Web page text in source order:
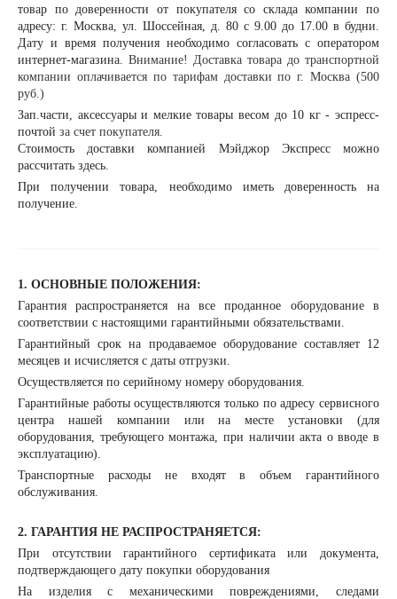
товар по доверенности от покупателя со склада компании по
адресу: г. Москва, ул. Шоссейная, д. 80 с 9.00 до 17.00 в будни.
Дату и время получения необходимо согласовать с оператором
интернет-магазина. Внимание! Доставка товара до транспортной
компании оплачивается по тарифам доставки по г. Москва (500
руб.)
Зап.части, аксессуары и мелкие товары весом до 10 кг - эспресс-
почтой за счет покупателя.
Стоимость доставки компанией Мэйджор Экспресс можно
рассчитать здесь.
При получении товара, необходимо иметь доверенность на
получение.
1. ОСНОВНЫЕ ПОЛОЖЕНИЯ:
Гарантия распространяется на все проданное оборудование в
соответствии с настоящими гарантийными обязательствами.
Гарантийный срок на продаваемое оборудование составляет 12
месяцев и исчисляется с даты отгрузки.
Осуществляется по серийному номеру оборудования.
Гарантийные работы осуществляются только по адресу сервисного
центра нашей компании или на месте установки (для
оборудования, требующего монтажа, при наличии акта о вводе в
эксплуатацию).
Транспортные расходы не входят в объем гарантийного
обслуживания.
2. ГАРАНТИЯ НЕ РАСПРОСТРАНЯЕТСЯ:
При отсутствии гарантийного сертификата или документа,
подтверждающего дату покупки оборудования
На изделия с механическими повреждениями, следами